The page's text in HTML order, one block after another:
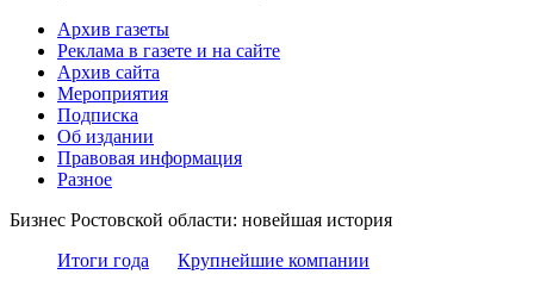
Архив газеты
Реклама в газете и на сайте
Архив сайта
Мероприятия
Подписка
Об издании
Правовая информация
Разное
Бизнес Ростовской области: новейшая история
Итоги года
Крупнейшие компании